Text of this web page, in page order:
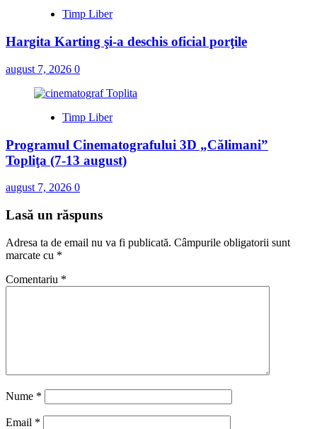
Timp Liber
Hargita Karting şi-a deschis oficial porţile
august 7, 2026 0
Timp Liber
Programul Cinematografului 3D „Călimani”
Topliţa (7-13 august)
august 7, 2026 0
Lasă un răspuns
Adresa ta de email nu va fi publicată. Câmpurile obligatorii sunt
marcate cu *
Comentariu *
Nume *
Email *